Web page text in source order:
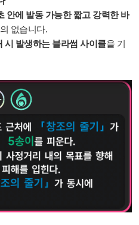
안에 발동 가능한 짧고 강력한 바
없습니다.
시 발생하는 블라썸 사이클을 기